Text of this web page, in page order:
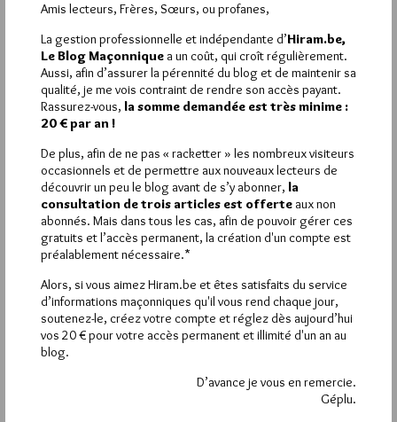
Merci à tout se qui lutte contre l’homophobie et les
Transexuels , je fait aussi le même combat sur internet . Je suis
bénévole à SOS homophobie
La rédaction de commentaires est
réservée aux abonnés.
Si vous souhaitez rédiger des
commentaires, vous devez :
VOUS INSCRIRE
Amis lecteurs, Frères, Sœurs, ou profanes,
La gestion professionnelle et indépendante d’Hiram.be,
Le Blog Maçonnique a un coût, qui croît régulièrement.
Aussi, afin d’assurer la pérennité du blog et de maintenir sa
qualité, je me vois contraint de rendre son accès payant.
Rassurez-vous, la somme demandée est très minime :
20 € par an !
De plus, afin de ne pas « racketter » les nombreux visiteurs
occasionnels et de permettre aux nouveaux lecteurs de
découvrir un peu le blog avant de s’y abonner, la
consultation de trois articles est offerte aux non
abonnés. Mais dans tous les cas, afin de pouvoir gérer ces
gratuits et l’accès permanent, la création d'un compte est
préalablement nécessaire.*
Alors, si vous aimez Hiram.be et êtes satisfaits du service
d’informations maçonniques qu'il vous rend chaque jour,
soutenez-le, créez votre compte et réglez dès aujourd’hui
vos 20 € pour votre accès permanent et illimité d'un an au
blog.
D’avance je vous en remercie.
Géplu.